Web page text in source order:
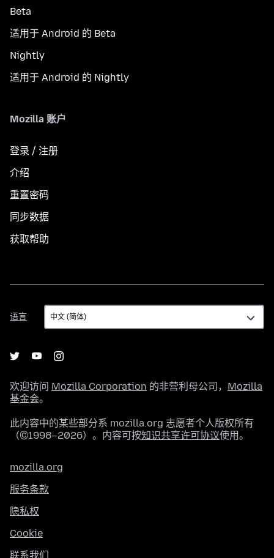
Beta
适用于 Android 的 Beta
Nightly
适用于 Android 的 Nightly
Mozilla 账户
登录 / 注册
介绍
重置密码
同步数据
获取帮助
语言
语
言
欢迎访问 Mozilla Corporation 的非营利母公司， Mozilla
基金会。
此内容中的某些部分系 mozilla.org 志愿者个人版权所有
（©1998–2026）。内容可按知识共享许可协议使用。
mozilla.org
服务条款
隐私权
Cookie
联系我们